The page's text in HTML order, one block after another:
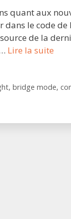
quant aux
le code
de la
Lire la suite
:
,bridge mode,